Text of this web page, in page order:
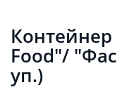
Food"/
уп.)